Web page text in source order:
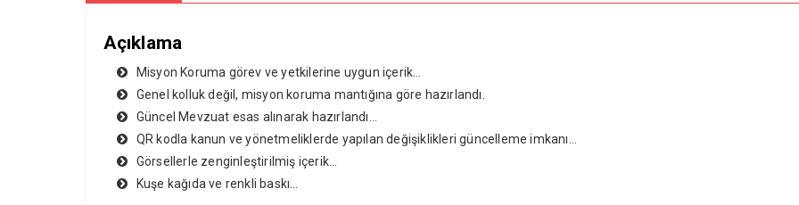
Açıklama
Misyon Koruma görev ve yetkilerine uygun içerik…
Genel kolluk değil, misyon koruma mantığına göre hazırlandı.
Güncel Mevzuat esas alınarak hazırlandı…
QR kodla kanun ve yönetmeliklerde yapılan değişiklikleri güncelleme imkanı…
Görsellerle zenginleştirilmiş içerik…
Kuşe kağıda ve renkli baskı…